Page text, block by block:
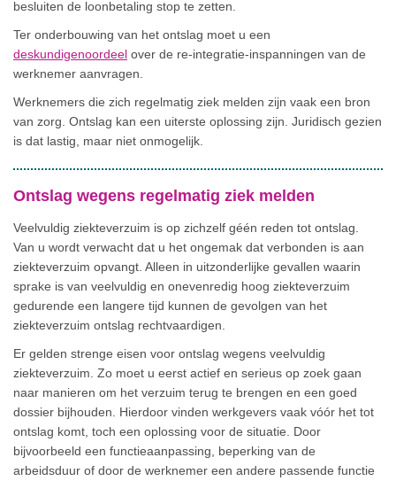
besluiten de loonbetaling stop te zetten.
Ter onderbouwing van het ontslag moet u een
deskundigenoordeel over de re-integratie-inspanningen van de
werknemer aanvragen.
Werknemers die zich regelmatig ziek melden zijn vaak een bron
van zorg. Ontslag kan een uiterste oplossing zijn. Juridisch gezien
is dat lastig, maar niet onmogelijk.
Ontslag wegens regelmatig ziek melden
Veelvuldig ziekteverzuim is op zichzelf géén reden tot ontslag.
Van u wordt verwacht dat u het ongemak dat verbonden is aan
ziekteverzuim opvangt. Alleen in uitzonderlijke gevallen waarin
sprake is van veelvuldig en onevenredig hoog ziekteverzuim
gedurende een langere tijd kunnen de gevolgen van het
ziekteverzuim ontslag rechtvaardigen.
Er gelden strenge eisen voor ontslag wegens veelvuldig
ziekteverzuim. Zo moet u eerst actief en serieus op zoek gaan
naar manieren om het verzuim terug te brengen en een goed
dossier bijhouden. Hierdoor vinden werkgevers vaak vóór het tot
ontslag komt, toch een oplossing voor de situatie. Door
bijvoorbeeld een functieaanpassing, beperking van de
arbeidsduur of door de werknemer een andere passende functie